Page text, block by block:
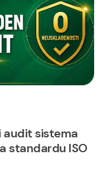
audit sistema
standardu ISO